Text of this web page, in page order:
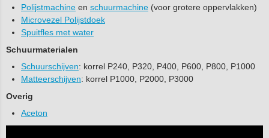
Polijstmachine en schuurmachine (voor grotere oppervlakken)
Microvezel Polijstdoek
Spuitfles met water
Schuurmaterialen
Schuurschijven: korrel P240, P320, P400, P600, P800, P1000
Matteerschijven: korrel P1000, P2000, P3000
Overig
Aceton